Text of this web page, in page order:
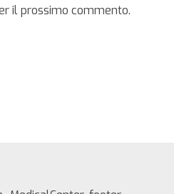
il prossimo commento.